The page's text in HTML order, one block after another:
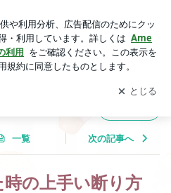
グの更新通知
を受け取りまし
開く
一覧 次の記事へ
の上手い断り方